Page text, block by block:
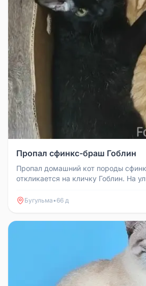
Пропал сфинкс-браш Гоблин
Пропал домашний кот породы
откликается на кличку Гоблин. На
Бугульма•66 д